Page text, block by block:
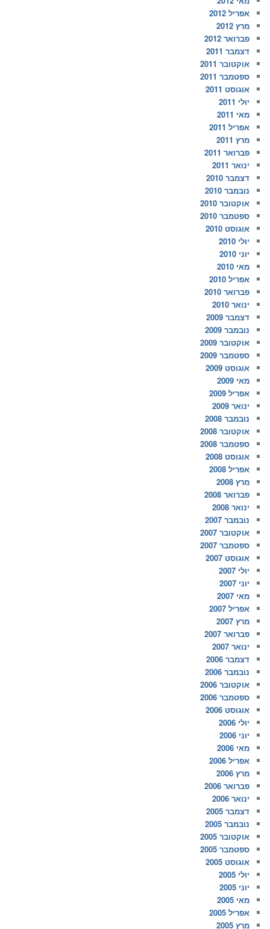
אפריל 2012
מרץ 2012
פברואר 2012
דצמבר 2011
אוקטובר 2011
ספטמבר 2011
אוגוסט 2011
יולי 2011
מאי 2011
אפריל 2011
מרץ 2011
פברואר 2011
ינואר 2011
דצמבר 2010
נובמבר 2010
אוקטובר 2010
ספטמבר 2010
אוגוסט 2010
יולי 2010
יוני 2010
מאי 2010
אפריל 2010
פברואר 2010
ינואר 2010
דצמבר 2009
נובמבר 2009
אוקטובר 2009
ספטמבר 2009
אוגוסט 2009
מאי 2009
אפריל 2009
ינואר 2009
נובמבר 2008
אוקטובר 2008
ספטמבר 2008
אוגוסט 2008
אפריל 2008
מרץ 2008
פברואר 2008
ינואר 2008
נובמבר 2007
אוקטובר 2007
ספטמבר 2007
אוגוסט 2007
יולי 2007
יוני 2007
מאי 2007
אפריל 2007
מרץ 2007
פברואר 2007
ינואר 2007
דצמבר 2006
נובמבר 2006
אוקטובר 2006
ספטמבר 2006
אוגוסט 2006
יולי 2006
יוני 2006
מאי 2006
אפריל 2006
מרץ 2006
פברואר 2006
ינואר 2006
דצמבר 2005
נובמבר 2005
אוקטובר 2005
ספטמבר 2005
אוגוסט 2005
יולי 2005
יוני 2005
מאי 2005
אפריל 2005
מרץ 2005